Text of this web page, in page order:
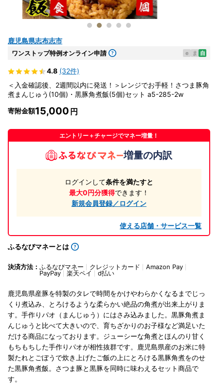
鹿児島県志布志市
ワンストップ特例オンライン申請 e ま 自
4.8 (32件)
＜入金確認後、2週間以内に発送！＞レンジでお手軽！さつま豚角
煮まんじゅう(10個)・黒豚角煮飯(5個)セット a5-285-2w
寄附金額15,000
エントリー＋チャージでマネー増量！
増量の内訳
ログインして条件を満たすと
最大0円分獲得できます！
新規会員登録／ログイン
使える店舗・サービス一覧
ふるなびマネーとは
決済方法： ふるなびマネー クレジットカード
Amazon Pay
PayPay
楽天ペイ d払い
鹿児島県産豚を特製のタレで時間をかけやわらかくなるまでじっ
くり煮込み、とろけるような柔らかい絶品の角煮が出来上がりま
す。手作りパオ（まんじゅう）にはさみ込みました。黒豚角煮ま
んじゅうと比べて大きいので、育ちざかりのお子様など満足いた
だける商品になっております。ジューシーな角煮とほんのり甘く
もちもちした手作りパオが相性抜群です。鹿児島県産のお米に特
製たれとごぼうで炊き上げたご飯の上にとろける黒豚角煮をのせ
た黒豚角煮飯。さつま豚と黒豚を同時に味わえるセット商品で
す。